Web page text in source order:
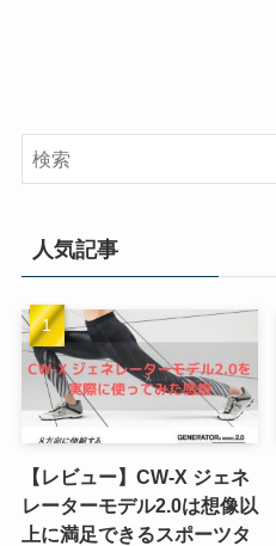
人気記事
【レビュー】CW-X ジェネ
レーターモデル2.0は想像以
上に満足できるスポーツタ